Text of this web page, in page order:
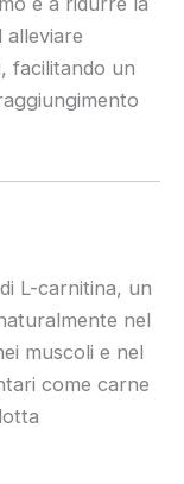
alleviare
facilitando un
L-carnitina, un
nel
muscoli e nel
come carne